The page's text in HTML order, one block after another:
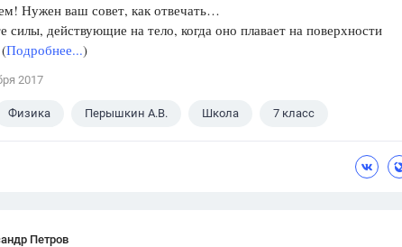
Нужен ваш совет, как отвечать…
силы, действующие на тело, когда оно плавает на поверхности
Подробнее...)
2017
Физика Перышкин А.В. Школа 7 класс
Петров